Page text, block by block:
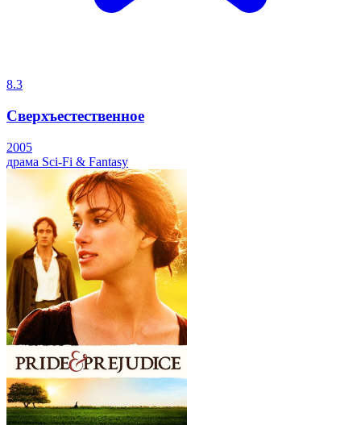
8.3
Сверхъестественное
2005
драма Sci-Fi & Fantasy